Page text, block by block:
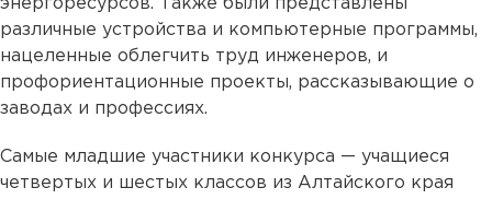
энергоресурсов. Также были представлены
различные устройства и компьютерные программы,
нацеленные облегчить труд инженеров, и
профориентационные проекты, рассказывающие о
заводах и профессиях.
Самые младшие участники конкурса — учащиеся
четвертых и шестых классов из Алтайского края